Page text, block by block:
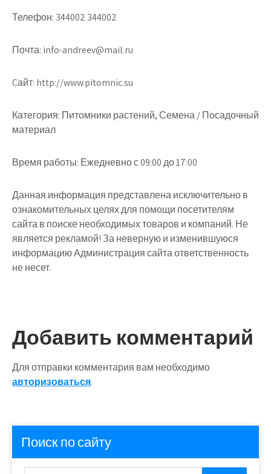
Телефон: 344002 344002
Почта: info-andreev@mail.ru
Cайт: http://www.pitomnic.su
Категория: Питомники растений, Семена / Посадочный
материал
Время работы: Ежедневно с 09:00 до 17:00
Данная информация представлена исключительно в
ознакомительных целях для помощи посетителям
сайта в поиске необходимых товаров и компаний. Не
является рекламой! За неверную и изменившуюся
информацию Администрация сайта ответственность
не несет.
Добавить комментарий
Для отправки комментария вам необходимо
авторизоваться.
Поиск по сайту